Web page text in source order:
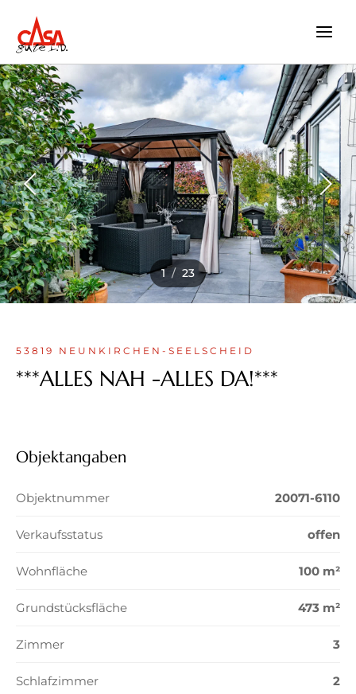
Inhalt
springen
1 / 23
53819 NEUNKIRCHEN-SEELSCHEID
***ALLES NAH -ALLES DA!***
Objektangaben
Objektnummer 20071-6110
Verkaufsstatus offen
Wohnfläche 100 m²
Grundstücksfläche 473 m²
Zimmer 3
Schlafzimmer 2